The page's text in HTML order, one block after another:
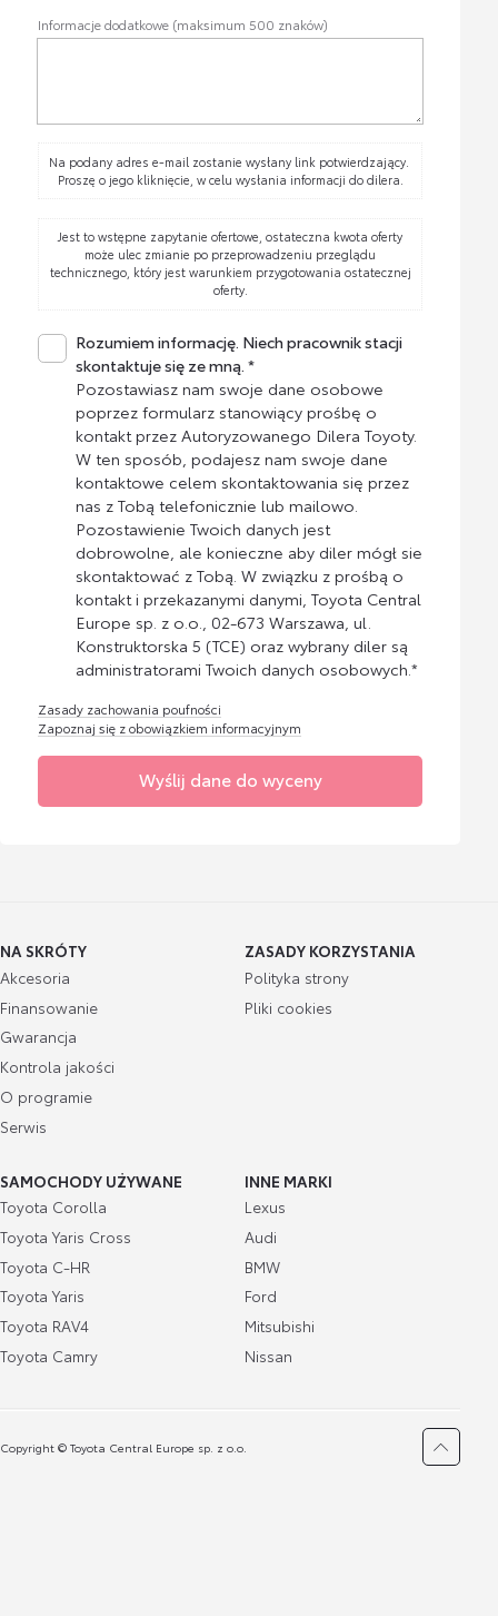
Informacje dodatkowe (maksimum 500 znaków)
Na podany adres e-mail zostanie wysłany link potwierdzający.
Proszę o jego kliknięcie, w celu wysłania informacji do dilera.
Jest to wstępne zapytanie ofertowe, ostateczna kwota oferty
może ulec zmianie po przeprowadzeniu przeglądu
technicznego, który jest warunkiem przygotowania ostatecznej
oferty.
Rozumiem informację. Niech pracownik stacji
skontaktuje się ze mną. *
Pozostawiasz nam swoje dane osobowe
poprzez formularz stanowiący prośbę o
kontakt przez Autoryzowanego Dilera Toyoty.
W ten sposób, podajesz nam swoje dane
kontaktowe celem skontaktowania się przez
nas z Tobą telefonicznie lub mailowo.
Pozostawienie Twoich danych jest
dobrowolne, ale konieczne aby diler mógł sie
skontaktować z Tobą. W związku z prośbą o
kontakt i przekazanymi danymi, Toyota Central
Europe sp. z o.o., 02-673 Warszawa, ul.
Konstruktorska 5 (TCE) oraz wybrany diler są
administratorami Twoich danych osobowych.*
Zasady zachowania poufności
Zapoznaj się z obowiązkiem informacyjnym
Wyślij dane do wyceny
NA SKRÓTY
Akcesoria
Finansowanie
Gwarancja
Kontrola jakości
O programie
Serwis
ZASADY KORZYSTANIA
Polityka strony
Pliki cookies
SAMOCHODY UŻYWANE
Toyota Corolla
Toyota Yaris Cross
Toyota C-HR
Toyota Yaris
Toyota RAV4
Toyota Camry
INNE MARKI
Lexus
Audi
BMW
Ford
Mitsubishi
Nissan
Copyright © Toyota Central Europe sp. z o.o.